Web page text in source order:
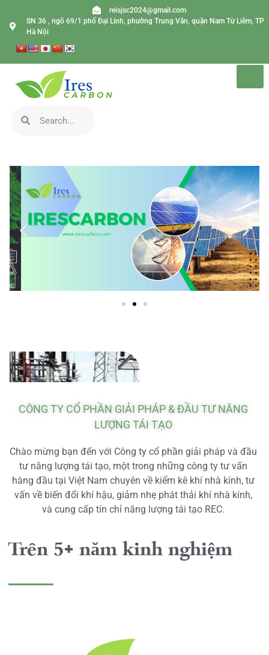
reisjsc2024@gmail.com
SN 36 , ngõ 69/1 phố Đại Linh, phường Trung Văn, quận Nam Từ Liêm, TP
Hà Nội
CÔNG TY CỔ PHẦN GIẢI PHÁP & ĐẦU TƯ NĂNG
LƯỢNG TÁI TẠO
Chào mừng bạn đến với Công ty cổ phần giải pháp và đầu
tư năng lượng tái tạo, một trong những công ty tư vấn
hàng đầu tại Việt Nam chuyên về kiểm kê khí nhà kính, tư
vấn về biến đổi khí hậu, giảm nhẹ phát thải khí nhà kính,
và cung cấp tín chỉ năng lượng tái tạo REC.
Trên 5+ năm kinh nghiệm